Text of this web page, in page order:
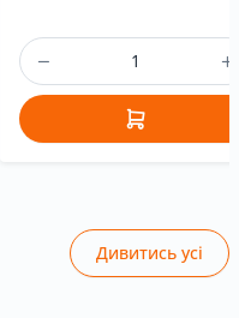
Дивитись усі